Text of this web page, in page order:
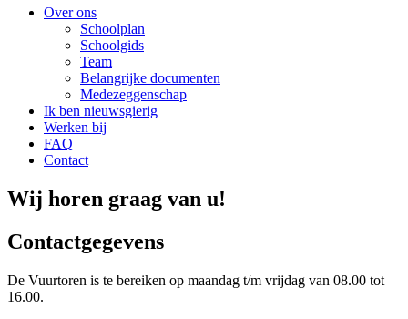
Over ons
Schoolplan
Schoolgids
Team
Belangrijke documenten
Medezeggenschap
Ik ben nieuwsgierig
Werken bij
FAQ
Contact
Wij horen graag van u!
Contactgegevens
De Vuurtoren is te bereiken op maandag t/m vrijdag van 08.00 tot
16.00.